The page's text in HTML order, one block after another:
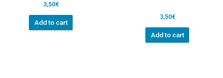
3,50€
Add to cart
3,50€
Add to cart